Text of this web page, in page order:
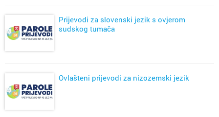
Prijevodi za slovenski jezik s ovjerom
sudskog tumača
Ovlašteni prijevodi za nizozemski jezik